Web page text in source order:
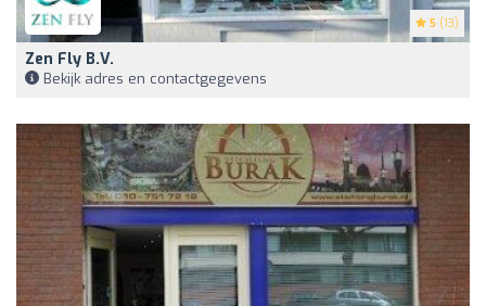
5 (13)
Zen Fly B.V.
Bekijk adres en contactgegevens